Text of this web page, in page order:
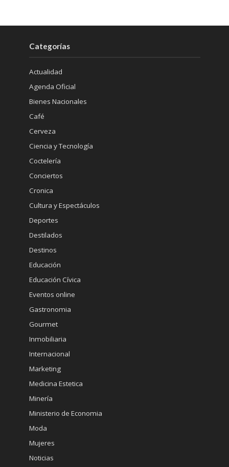
Categorías
Actualidad
Agenda Oficial
Bienes Nacionales
Café
Cerveza
Ciencia y Tecnología
Coctelería
Conciertos
Cronica
Cultura y Espectáculos
Deportes
Destilados
Destinos
Educación
Educación Cívica
Eventos online
Gastronomia
Gourmet
Inmobiliaria
Internacional
Marketing
Medicina Estetica
Minería
Ministerio de Economia
Moda
Mujeres
Noticias